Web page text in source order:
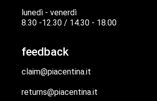
lunedì - venerdì
8.30 -12.30 / 14.30 - 18.00
feedback
claim@piacentina.it
returns@piacentina.it